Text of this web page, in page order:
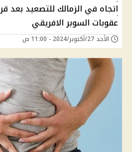
اتجاه في الزمالك للتصعيد بعد
عقوبات السوبر الافريقي
الأحد 27/أكتوبر/2024 - 11:00 ص